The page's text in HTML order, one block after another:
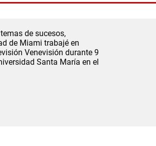
de sucesos,
de Miami trabajé en
Venevisión durante 9
Santa María en el